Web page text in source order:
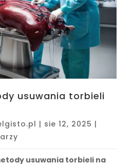
usuwania torbieli
| sie 12, 2025 |
usuwania torbieli na